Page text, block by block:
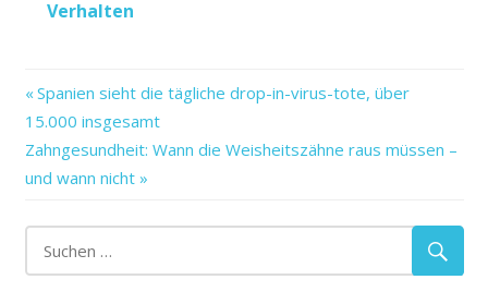
Verhalten
COVID-
findet
präventiven
Beitragsnavigation
Vorheriger
Beitrag:
Spanien sieht die tägliche drop-in-virus-tote, über
15.000 insgesamt
Nächster
Beitrag:
Zahngesundheit: Wann die Weisheitszähne raus müssen –
und wann nicht